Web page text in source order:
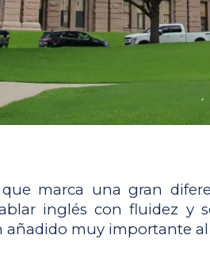
marca una gran
inglés con fluidez y
añadido muy importante